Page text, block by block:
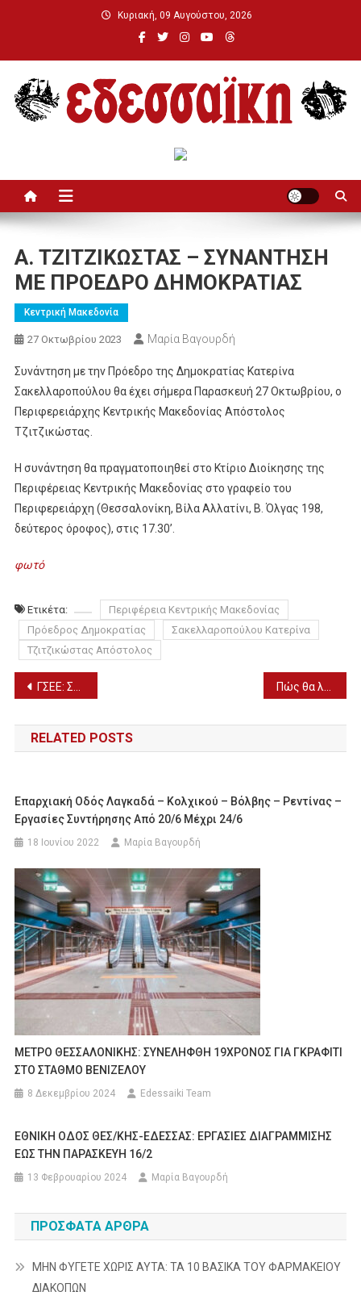
Κυριακή, 09 Αυγούστου, 2026
Α. ΤΖΙΤΖΙΚΩΣΤΑΣ – ΣΥΝΑΝΤΗΣΗ
ΜΕ ΠΡΟΕΔΡΟ ΔΗΜΟΚΡΑΤΙΑΣ
Κεντρική Μακεδονία
27 Οκτωβρίου 2023 Μαρία Βαγουρδή
Συνάντηση με την Πρόεδρο της Δημοκρατίας Κατερίνα
Σακελλαροπούλου θα έχει σήμερα Παρασκευή 27 Οκτωβρίου, ο
Περιφερειάρχης Κεντρικής Μακεδονίας Απόστολος
Τζιτζικώστας.
Η συνάντηση θα πραγματοποιηθεί στο Κτίριο Διοίκησης της
Περιφέρειας Κεντρικής Μακεδονίας στο γραφείο του
Περιφερειάρχη (Θεσσαλονίκη, Βίλα Αλλατίνι, Β. Όλγας 198,
δεύτερος όροφος), στις 17.30’.
φωτό
Ετικέτα:
Περιφέρεια Κεντρικής Μακεδονίας
Πρόεδρος Δημοκρατίας
Σακελλαροπούλου Κατερίνα
Τζιτζικώστας Απόστολος
Πλοήγηση
άρθρων
ΓΣΕΕ: ΣΤΗΡΙΖΟΥΜΕ ΤΟΝ ΑΓΩΝΑ ΤΩΝ ΕΡΓΑΖΟΜΕΝΩΝ ΣΤΗΝ ΤΡΑΠΕΖΑ ΠΕΙΡΑΙΩΣ
RELATED POSTS
Επαρχιακή Οδός Λαγκαδά – Κολχικού – Βόλβης – Ρεντίνας –
Εργασίες Συντήρησης Από 20/6 Μέχρι 24/6
18 Ιουνίου 2022 Μαρία Βαγουρδή
ΜΕΤΡΟ ΘΕΣΣΑΛΟΝΙΚΗΣ: ΣΥΝΕΛΗΦΘΗ 19ΧΡΟΝΟΣ ΓΙΑ ΓΚΡΑΦΙΤΙ
ΣΤΟ ΣΤΑΘΜΟ ΒΕΝΙΖΕΛΟΥ
8 Δεκεμβρίου 2024 Edessaiki Team
ΕΘΝΙΚΗ ΟΔΟΣ ΘΕΣ/ΚΗΣ-ΕΔΕΣΣΑΣ: ΕΡΓΑΣΙΕΣ ΔΙΑΓΡΑΜΜΙΣΗΣ
ΕΩΣ ΤΗΝ ΠΑΡΑΣΚΕΥΗ 16/2
13 Φεβρουαρίου 2024 Μαρία Βαγουρδή
ΠΡΌΣΦΑΤΑ ΆΡΘΡΑ
ΜΗΝ ΦΥΓΕΤΕ ΧΩΡΙΣ ΑΥΤΑ: ΤΑ 10 ΒΑΣΙΚΑ ΤΟΥ ΦΑΡΜΑΚΕΙΟΥ
ΔΙΑΚΟΠΩΝ